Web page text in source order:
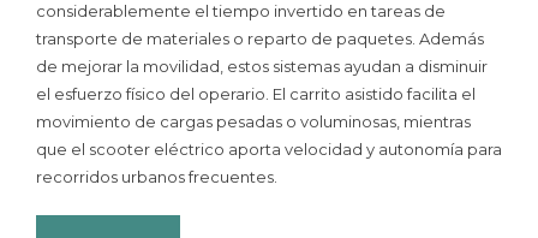
considerablemente el tiempo invertido en tareas de
transporte de materiales o reparto de paquetes. Además
de mejorar la movilidad, estos sistemas ayudan a disminuir
el esfuerzo físico del operario. El carrito asistido facilita el
movimiento de cargas pesadas o voluminosas, mientras
que el scooter eléctrico aporta velocidad y autonomía para
recorridos urbanos frecuentes.